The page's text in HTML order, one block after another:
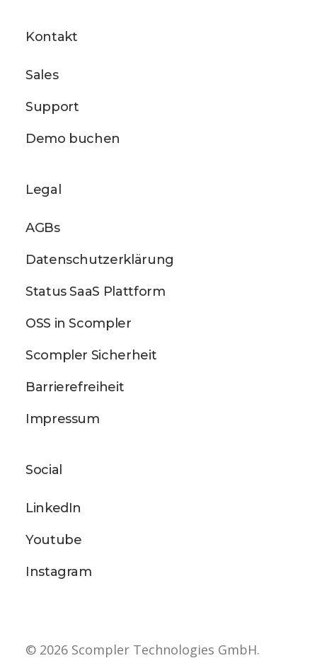
Kontakt
Sales
Support
Demo buchen
Legal
AGBs
Datenschutzerklärung
Status SaaS Plattform
OSS in Scompler
Scompler Sicherheit
Barrierefreiheit
Impressum
Social
LinkedIn
Youtube
Instagram
© 2026 Scompler Technologies GmbH.